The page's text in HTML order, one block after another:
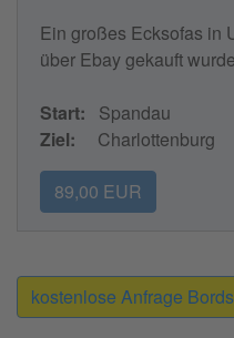
Ein großes Ecksofas in
über Ebay gekauft wurde
Start: Spandau
Ziel: Charlottenburg
89,00 EUR
kostenlose Anfrage